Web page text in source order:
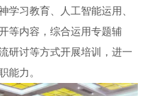
学习教育、人工智能运用、
等内容，综合运用专题辅
研讨等方式开展培训，进一
能力。